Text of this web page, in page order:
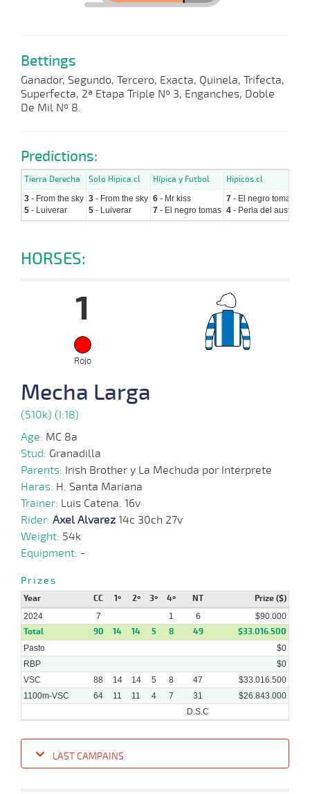
Bettings
Ganador, Segundo, Tercero, Exacta, Quinela, Trifecta,
Superfecta, 2ª Etapa Triple Nº 3, Enganches, Doble
De Mil Nº 8.
Predictions:
Tierra Derecha Solo Hipica.cl Hípica y Futbol Hipicos.cl
3 - From the sky
5 - Luiverar
3 - From the sky
5 - Luiverar
6 - Mr kiss
7 - El negro tomas
7 - El negro tomas
4 - Perla del austro
HORSES:
1
Rojo
Mecha Larga
(510k) (I:18)
Age: MC 8a
Stud: Granadilla
Parents: Irish Brother y La Mechuda por Interprete
Haras: H. Santa Mariana
Trainer: Luis Catena. 16v
Rider: Axel Alvarez 14c 30ch 27v
Weight: 54k
Equipment: -
Prizes
Year CC 1º 2º 3º 4º NT Prize ($)
2024 7 1 6 $90.000
Total 90 14 14 5 8 49 $33.016.500
Pasto
$0
RBP
$0
VSC
88 14 14 5 8 47
$33.016.500
1100m-VSC
64 11 11 4 7 31
$26.843.000
D.S.C
LAST CAMPAINS